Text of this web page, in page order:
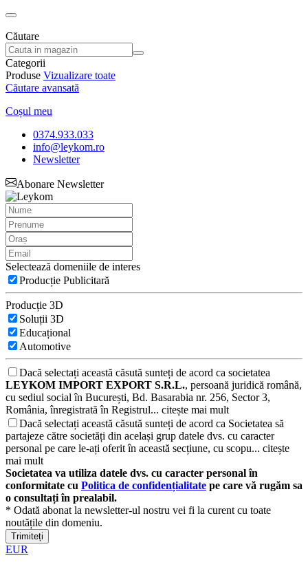
Căutare
Categorii
Produse Vizualizare toate
Căutare avansată
Coșul meu
0374.933.033
info@leykom.ro
Newsletter
Abonare Newsletter
Selectează domeniile de interes
Producție Publicitară
Producție 3D
Soluții 3D
Educațional
Automotive
Dacă selectați această căsută sunteți de acord ca societatea
LEYKOM IMPORT EXPORT S.R.L., persoană juridică română,
cu sediul social în București, Bd. Basarabia nr. 256, Sector 3,
România, înregistrată în Registrul... citește mai mult
Dacă selectați această căsută sunteți de acord ca Societatea să
partajeze către societăți din același grup datele dvs. cu caracter
personal pe care le-ați oferit în această secțiune, cu scopu... citește
mai mult
Societatea va utiliza datele dvs. cu caracter personal în
conformitate cu Politica de confidențialitate pe care vă rugăm sa
o consultați în prealabil.
* Odată abonat la newsletter-ul nostru vei fi la curent cu toate
noutățile din domeniu.
Trimiteți
EUR